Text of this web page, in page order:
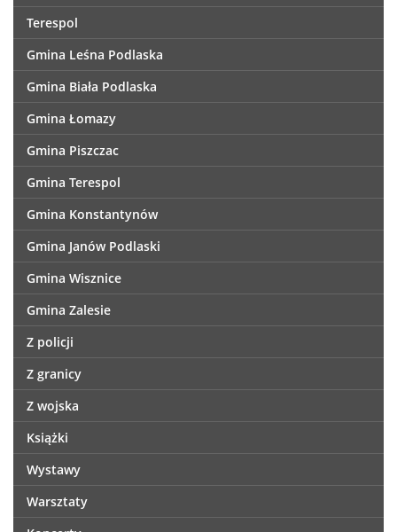
Terespol
Gmina Leśna Podlaska
Gmina Biała Podlaska
Gmina Łomazy
Gmina Piszczac
Gmina Terespol
Gmina Konstantynów
Gmina Janów Podlaski
Gmina Wisznice
Gmina Zalesie
Z policji
Z granicy
Z wojska
Książki
Wystawy
Warsztaty